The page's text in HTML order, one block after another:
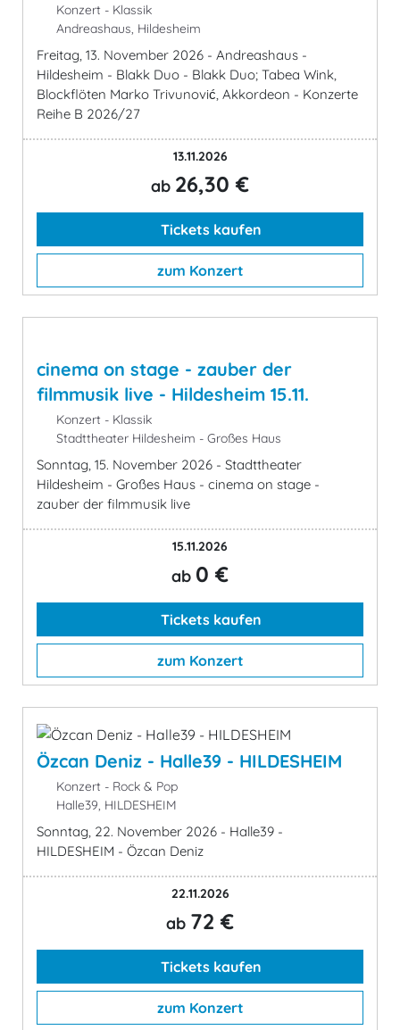
Konzert - Klassik
Andreashaus, Hildesheim
Freitag, 13. November 2026 - Andreashaus -
Hildesheim - Blakk Duo - Blakk Duo; Tabea Wink,
Blockflöten Marko Trivunović, Akkordeon - Konzerte
Reihe B 2026/27
13.11.2026
ab 26,30 €
Tickets kaufen
zum Konzert
cinema on stage - zauber der
filmmusik live - Hildesheim 15.11.
Konzert - Klassik
Stadttheater Hildesheim - Großes Haus
Sonntag, 15. November 2026 - Stadttheater
Hildesheim - Großes Haus - cinema on stage -
zauber der filmmusik live
15.11.2026
ab 0 €
Tickets kaufen
zum Konzert
Özcan Deniz - Halle39 - HILDESHEIM
Konzert - Rock & Pop
Halle39, HILDESHEIM
Sonntag, 22. November 2026 - Halle39 -
HILDESHEIM - Özcan Deniz
22.11.2026
ab 72 €
Tickets kaufen
zum Konzert